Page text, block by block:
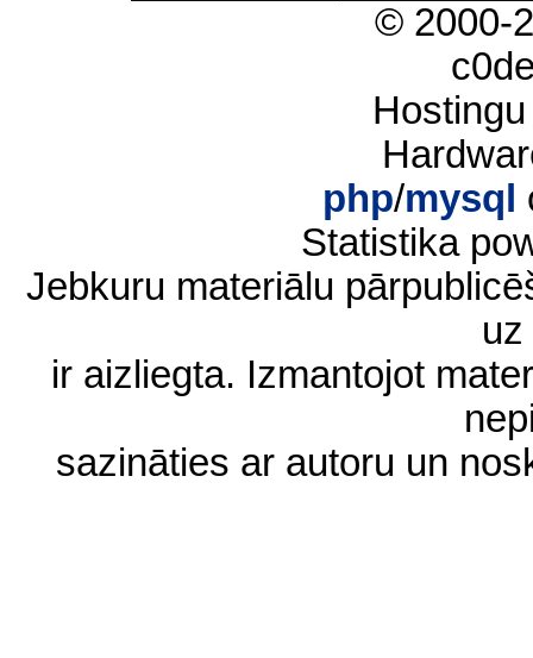
© 2000-
php/mysql
Statistika
Jebkuru materiālu
ir aizliegta. Izmantojot
sazināties ar autoru un